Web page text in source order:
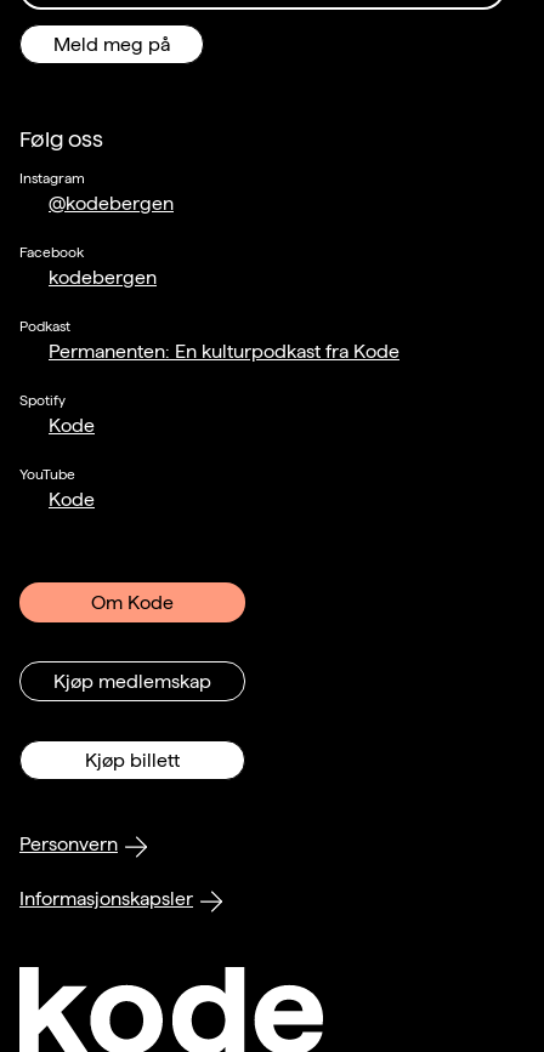
Meld meg på
Følg oss
Instagram
@kodebergen
Facebook
kodebergen
Podkast
Permanenten: En kulturpodkast fra Kode
Spotify
Kode
YouTube
Kode
Om Kode
Kjøp medlemskap
Kjøp billett
Personvern
Informasjonskapsler